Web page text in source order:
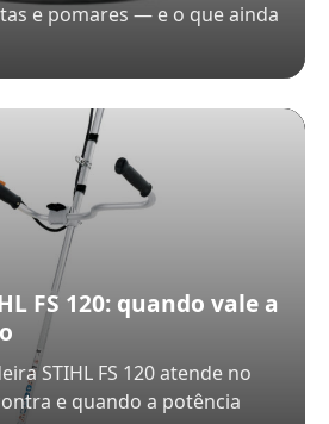
e pomares — e o que ainda
FS 120: quando vale a
STIHL FS 120 atende no
e quando a potência